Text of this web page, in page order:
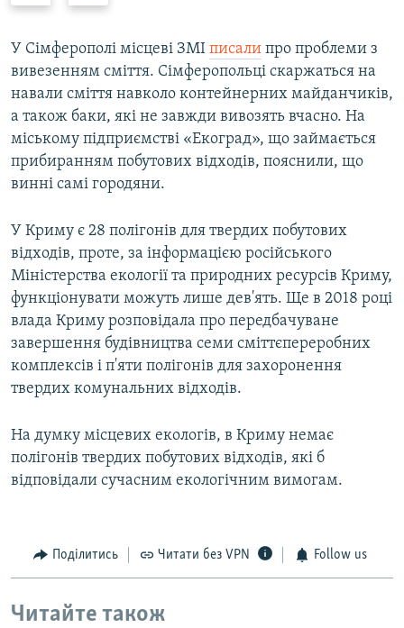
v
i
o
u
s
s
l
d
e
t
s
l
d
e
У Сімферополі місцеві ЗМІ писали про проблеми з
вивезенням сміття. Сімферопольці скаржаться на
навали сміття навколо контейнерних майданчиків,
а також баки, які не завжди вивозять вчасно. На
міському підприємстві «Екоград», що займається
прибиранням побутових відходів, пояснили, що
винні самі городяни.
У Криму є 28 полігонів для твердих побутових
відходів, проте, за інформацією російського
Міністерства екології та природних ресурсів Криму,
функціонувати можуть лише дев'ять. Ще в 2018 році
влада Криму розповідала про передбачуване
завершення будівництва семи сміттєпереробних
комплексів і п'яти полігонів для захоронення
твердих комунальних відходів.
На думку місцевих екологів, в Криму немає
полігонів твердих побутових відходів, які б
відповідали сучасним екологічним вимогам.
Поділитись Читати без VPN Follow us
Читайте також